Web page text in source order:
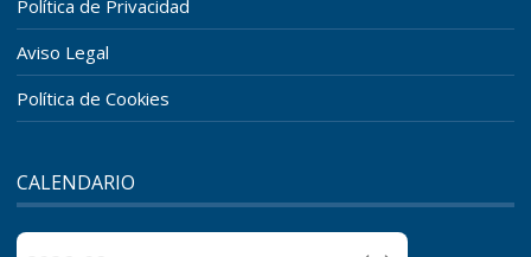
Política de Privacidad
Aviso Legal
Política de Cookies
CALENDARIO